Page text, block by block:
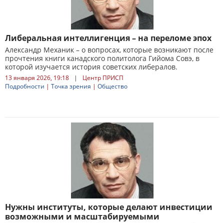
Либеральная интеллигенция – на переломе эпох
Александр Механик – о вопросах, которые возникают после
прочтения книги канадского политолога Гийома Совэ, в
которой изучается история советских либералов.
13 января 2026, 19:18 |
Центр ПРИСП
Подробности | Точка зрения | Общество
Нужны институты, которые делают инвестиции
возможными и масштабируемыми